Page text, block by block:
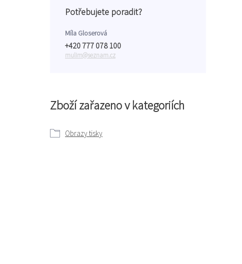
Zboží zařazeno v kategoriích
Obrazy tisky
Potřebujete poradit?
Míla Gloserová
+420 777 078 100
mulim@seznam.cz